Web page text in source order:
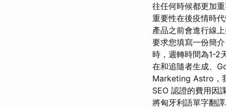
往任何時候都更加
重要性在後疫情時
產品之前會進行線
要求您填寫一份簡
時，週轉時間為1-2
在和追隨者生成、
Marketing Astro，
SEO 認證的費用因
將匈牙利語單字翻